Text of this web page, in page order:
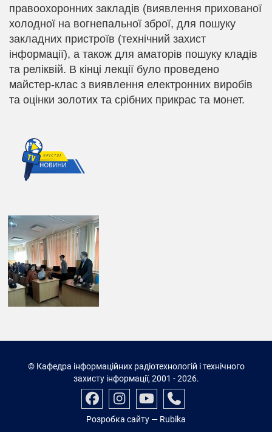
правоохоронних закладів (виявлення прихованої
холодної на вогнепальної зброї, для пошуку
закладних пристроїв (технічний захист
інформації), а також для аматорів пошуку кладів
та реліквій. В кінці лекції було проведено
майстер-клас з виявлення електронних виробів
та оцінки золотих та срібних прикрас та монет.
© Кафедра інформаційних радіотехнологій і технічного
захисту інформації, 2001 - 2026.
Розробка сайту — Rubika